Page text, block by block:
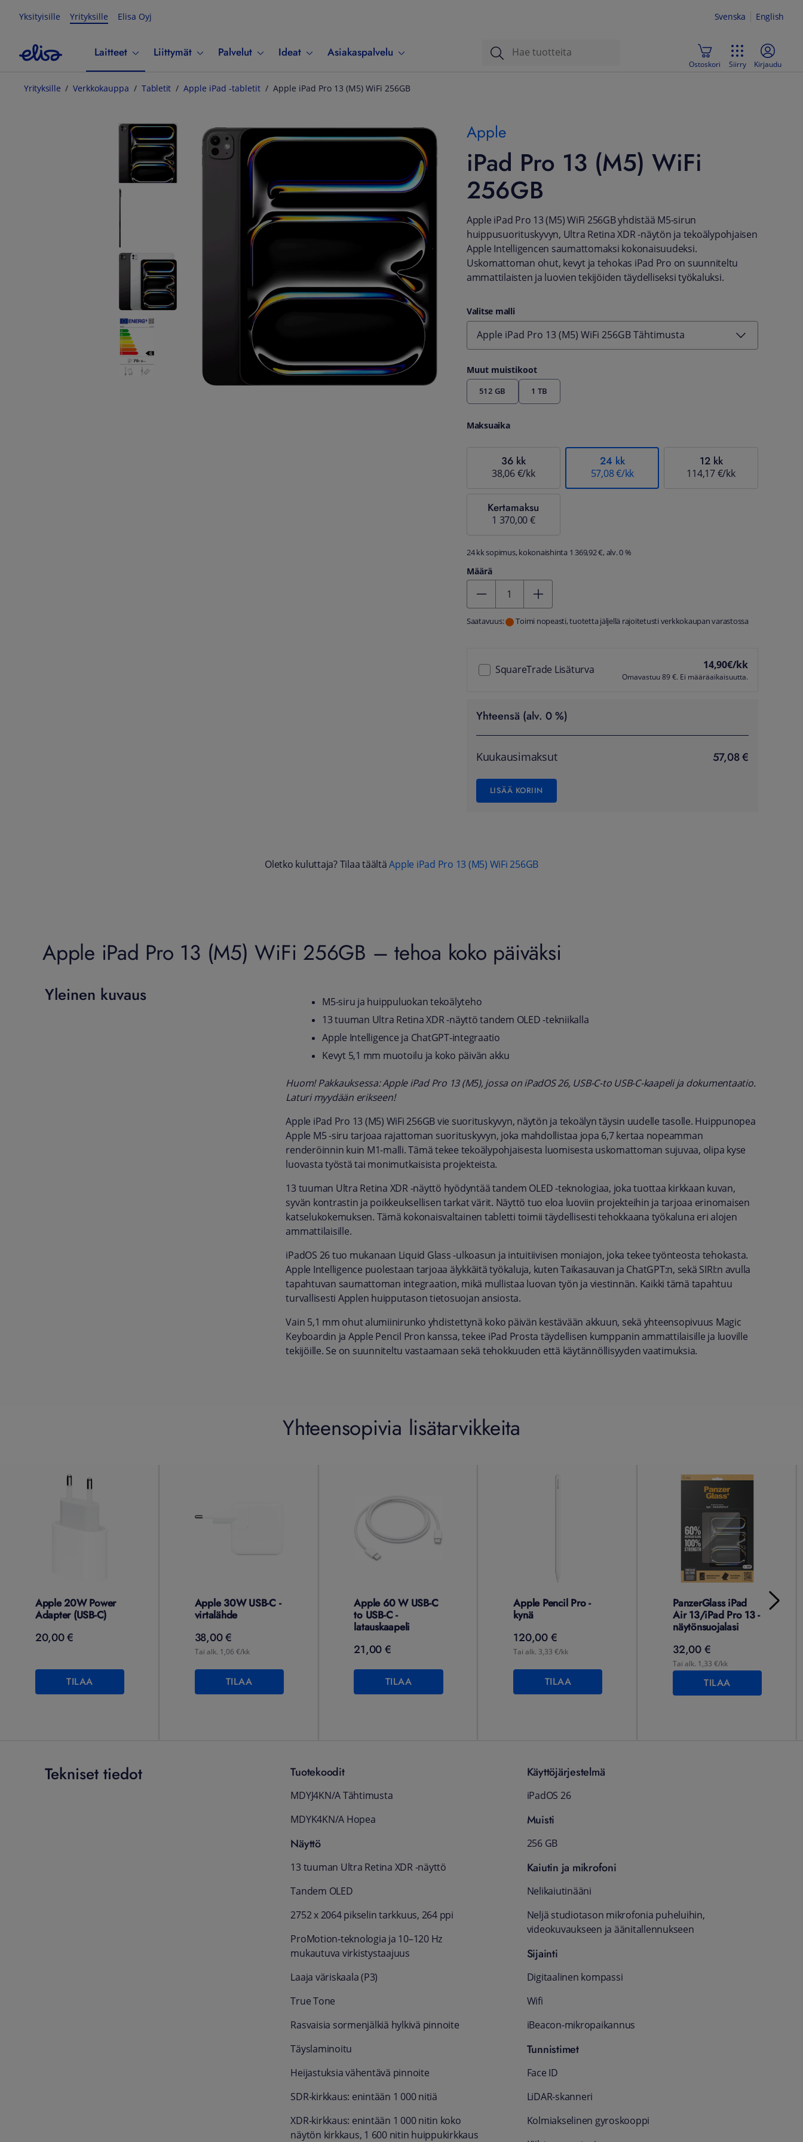
Yksityisille Yrityksille Elisa Oyj Svenska English
Laitteet Liittymät Palvelut Ideat Asiakaspalvelu
Ostoskori Siirry Kirjaudu
Yrityksille Verkkokauppa Tabletit Apple iPad -tabletit Apple iPad Pro 13 (M5) WiFi 256GB
Apple
iPad Pro 13 (M5) WiFi
256GB
Apple iPad Pro 13 (M5) WiFi 256GB yhdistää M5-sirun
huippusuorituskyvyn, Ultra Retina XDR -näytön ja tekoälypohjaisen
Apple Intelligencen saumattomaksi kokonaisuudeksi.
Uskomattoman ohut, kevyt ja tehokas iPad Pro on suunniteltu
ammattilaisten ja luovien tekijöiden täydelliseksi työkaluksi.
Valitse malli
Apple iPad Pro 13 (M5) WiFi 256GB Tähtimusta
Muut muistikoot
512 GB 1 TB
Maksuaika
36 kk
38,06 €/kk
24 kk
57,08 €/kk
12 kk
114,17 €/kk
Kertamaksu
1 370,00 €
24 kk sopimus, kokonaishinta 1 369,92 €, alv. 0 %
Määrä
Saatavuus: Toimi nopeasti, tuotetta jäljellä rajoitetusti verkkokaupan varastossa
SquareTrade Lisäturva 14,90€/kk
Omavastuu 89 €. Ei määräaikaisuutta.
Yhteensä (alv. 0 %)
Kuukausimaksut 57,08 €
LISÄÄ KORIIN
Oletko kuluttaja? Tilaa täältäApple iPad Pro 13 (M5) WiFi 256GB
Apple iPad Pro 13 (M5) WiFi 256GB – tehoa koko päiväksi
Yleinen kuvaus
M5-siru ja huippuluokan tekoälyteho
13 tuuman Ultra Retina XDR -näyttö tandem OLED -tekniikalla
Apple Intelligence ja ChatGPT-integraatio
Kevyt 5,1 mm muotoilu ja koko päivän akku
Huom! Pakkauksessa: Apple iPad Pro 13 (M5), jossa on iPadOS 26, USB-C-to USB-C-kaapeli ja dokumentaatio.
Laturi myydään erikseen!
Apple iPad Pro 13 (M5) WiFi 256GB vie suorituskyvyn, näytön ja tekoälyn täysin uudelle tasolle. Huippunopea
Apple M5 -siru tarjoaa rajattoman suorituskyvyn, joka mahdollistaa jopa 6,7 kertaa nopeamman
renderöinnin kuin M1-malli. Tämä tekee tekoälypohjaisesta luomisesta uskomattoman sujuvaa, olipa kyse
luovasta työstä tai monimutkaisista projekteista.
13 tuuman Ultra Retina XDR -näyttö hyödyntää tandem OLED -teknologiaa, joka tuottaa kirkkaan kuvan,
syvän kontrastin ja poikkeuksellisen tarkat värit. Näyttö tuo eloa luoviin projekteihin ja tarjoaa erinomaisen
katselukokemuksen. Tämä kokonaisvaltainen tabletti toimii täydellisesti tehokkaana työkaluna eri alojen
ammattilaisille.
iPadOS 26 tuo mukanaan Liquid Glass -ulkoasun ja intuitiivisen moniajon, joka tekee työnteosta tehokasta.
Apple Intelligence puolestaan tarjoaa älykkäitä työkaluja, kuten Taikasauvan ja ChatGPT:n, sekä SIRI:n avulla
tapahtuvan saumattoman integraation, mikä mullistaa luovan työn ja viestinnän. Kaikki tämä tapahtuu
turvallisesti Applen huipputason tietosuojan ansiosta.
Vain 5,1 mm ohut alumiinirunko yhdistettynä koko päivän kestävään akkuun, sekä yhteensopivuus Magic
Keyboardin ja Apple Pencil Pron kanssa, tekee iPad Prosta täydellisen kumppanin ammattilaisille ja luoville
tekijöille. Se on suunniteltu vastaamaan sekä tehokkuuden että käytännöllisyyden vaatimuksia.
Yhteensopivia lisätarvikkeita
Apple 20W Power
Adapter (USB-C)
20,00 €
TILAA
Apple 30W USB-C -
virtalähde
38,00 €
Tai alk. 1,06 €/kk
TILAA
Apple 60 W USB-C
to USB-C -
latauskaapeli
21,00 €
TILAA
Apple Pencil Pro -
kynä
120,00 €
Tai alk. 3,33 €/kk
TILAA
PanzerGlass iPad
Air 13/iPad Pro 13 -
näytönsuojalasi
32,00 €
Tai alk. 1,33 €/kk
TILAA
Tekniset tiedot Tuotekoodit
MDYJ4KN/A Tähtimusta
MDYK4KN/A Hopea
Näyttö
13 tuuman Ultra Retina XDR -näyttö
Tandem OLED
2752 x 2064 pikselin tarkkuus, 264 ppi
ProMotion-teknologia ja 10–120 Hz
mukautuva virkistys­taajuus
Laaja väri­skaala (P3)
True Tone
Rasvaisia sormen­jälkiä hylkivä pinnoite
Täys­laminoitu
Heijastuksia vähentävä pinnoite
SDR-kirkkaus: enintään 1 000 nitiä
XDR-kirkkaus: enintään 1 000 nitin koko
näytön kirkkaus, 1 600 nitin huippu­kirkkaus
Käyttöjärjestelmä
iPadOS 26
Muisti
256 GB
Kaiutin ja mikrofoni
Nelikaiutinääni
Neljä studio­tason mikrofonia puheluihin,
video­kuvaukseen ja ääni­­tallennukseen
Sijainti
Digitaalinen kompassi
Wifi
iBeacon-mikro­paikannus
Tunnistimet
Face ID
LiDAR-skanneri
Kolmiakselinen gyroskooppi